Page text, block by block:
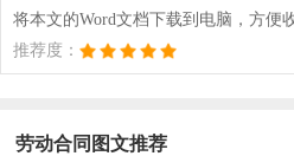
将本文的Word文档下载到电脑，方便
推荐度：
劳动合同图文推荐